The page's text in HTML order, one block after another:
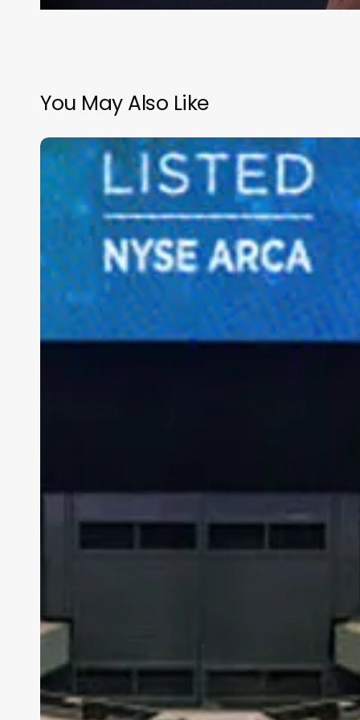
You May Also Like
Cae
la
Bolsa
Nueva
York